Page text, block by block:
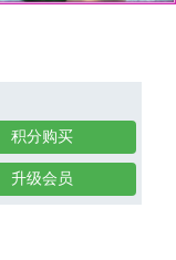
积分购买
升级会员